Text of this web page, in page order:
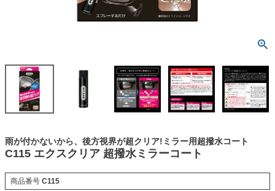
雨が付かないから、後方視界が超クリア!ミラー用超撥水コート
C115 エクスクリア 超撥水ミラーコート
商品番号 C115